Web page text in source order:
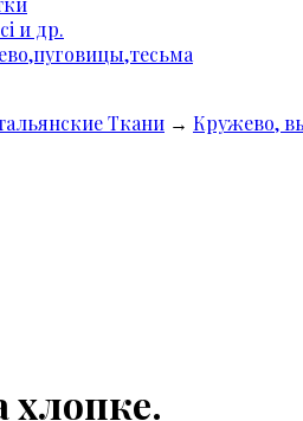
и др.
Ткани → Кружево,